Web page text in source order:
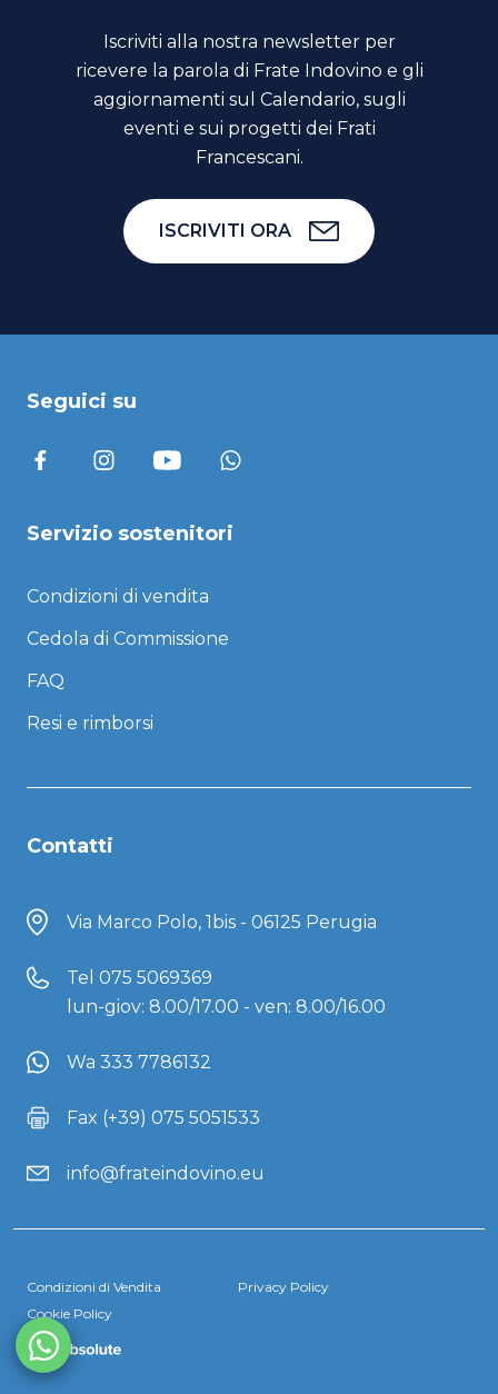
Iscriviti alla nostra newsletter per
ricevere la parola di Frate Indovino e gli
aggiornamenti sul Calendario, sugli
eventi e sui progetti dei Frati
Francescani.
ISCRIVITI ORA
Seguici su
Servizio sostenitori
Condizioni di vendita
Cedola di Commissione
FAQ
Resi e rimborsi
Contatti
Via Marco Polo, 1bis - 06125 Perugia
Tel 075 5069369
lun-giov: 8.00/17.00 - ven: 8.00/16.00
Wa 333 7786132
Fax (+39) 075 5051533
info@frateindovino.eu
Condizioni di Vendita
Privacy Policy
Cookie Policy